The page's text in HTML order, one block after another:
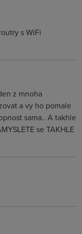
s WiFi
z mnoha
a vy ho pomale
sama.. A takhle
se TAKHLE